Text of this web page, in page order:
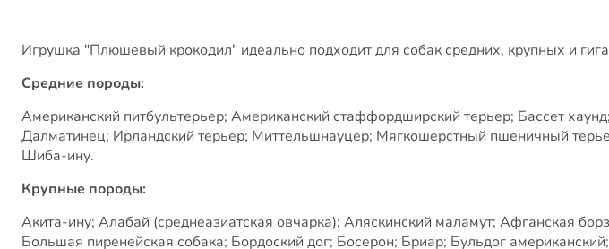
Игрушка "Плюшевый крокодил" идеально подходит для собак средних, крупных и
Средние породы:
Американский питбультерьер; Американский стаффордширский терьер; Бассет
Далматинец; Ирландский терьер; Миттельшнауцер; Мягкошерстный пшеничный
Шиба-ину.
Крупные породы:
Акита-ину; Алабай (среднеазиатская овчарка); Аляскинский маламут; Афганская
Большая пиренейская собака; Бордоский дог; Босерон; Бриар; Бульдог